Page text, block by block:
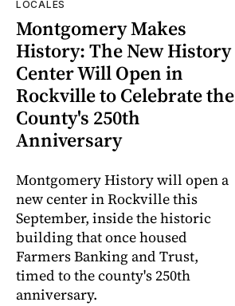
LOCALES
Montgomery Makes
History: The New History
Center Will Open in
Rockville to Celebrate the
County's 250th
Anniversary
Montgomery History will open a
new center in Rockville this
September, inside the historic
building that once housed
Farmers Banking and Trust,
timed to the county's 250th
anniversary.